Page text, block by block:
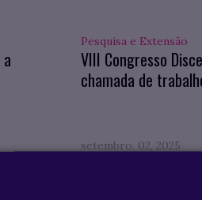
Pesquisa e Extensão
VIII Congresso
chamada de
setembro. 02, 2025